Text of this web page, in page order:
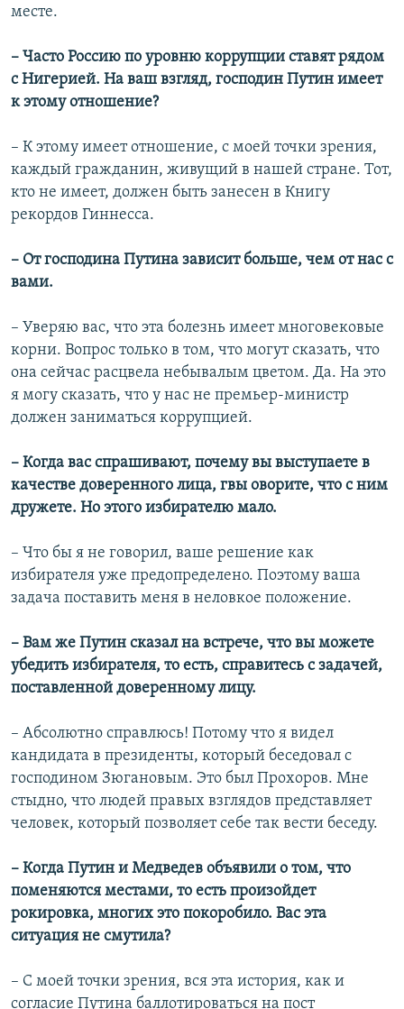
месте.
– Часто Россию по уровню коррупции ставят рядом
с Нигерией. На ваш взгляд, господин Путин имеет
к этому отношение?
– К этому имеет отношение, с моей точки зрения,
каждый гражданин, живущий в нашей стране. Тот,
кто не имеет, должен быть занесен в Книгу
рекордов Гиннесса.
– От господина Путина зависит больше, чем от нас с
вами.
– Уверяю вас, что эта болезнь имеет многовековые
корни. Вопрос только в том, что могут сказать, что
она сейчас расцвела небывалым цветом. Да. На это
я могу сказать, что у нас не премьер-министр
должен заниматься коррупцией.
– Когда вас спрашивают, почему вы выступаете в
качестве доверенного лица, гвы оворите, что с ним
дружете. Но этого избирателю мало.
– Что бы я не говорил, ваше решение как
избирателя уже предопределено. Поэтому ваша
задача поставить меня в неловкое положение.
– Вам же Путин сказал на встрече, что вы можете
убедить избирателя, то есть, справитесь с задачей,
поставленной доверенному лицу.
– Абсолютно справлюсь! Потому что я видел
кандидата в президенты, который беседовал с
господином Зюгановым. Это был Прохоров. Мне
стыдно, что людей правых взглядов представляет
человек, который позволяет себе так вести беседу.
– Когда Путин и Медведев объявили о том, что
поменяются местами, то есть произойдет
рокировка, многих это покоробило. Вас эта
ситуация не смутила?
– С моей точки зрения, вся эта история, как и
согласие Путина баллотироваться на пост